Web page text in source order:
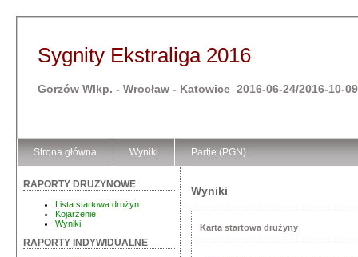
Sygnity Ekstraliga 2016
Gorzów Wlkp. - Wrocław - Katowice 2016-06-24/2016-10-09
Strona główna Wyniki Partie (PGN)
RAPORTY DRUŻYNOWE
Lista startowa drużyn
Kojarzenie
Wyniki
RAPORTY INDYWIDUALNE
Wyniki
Karta startowa drużyny